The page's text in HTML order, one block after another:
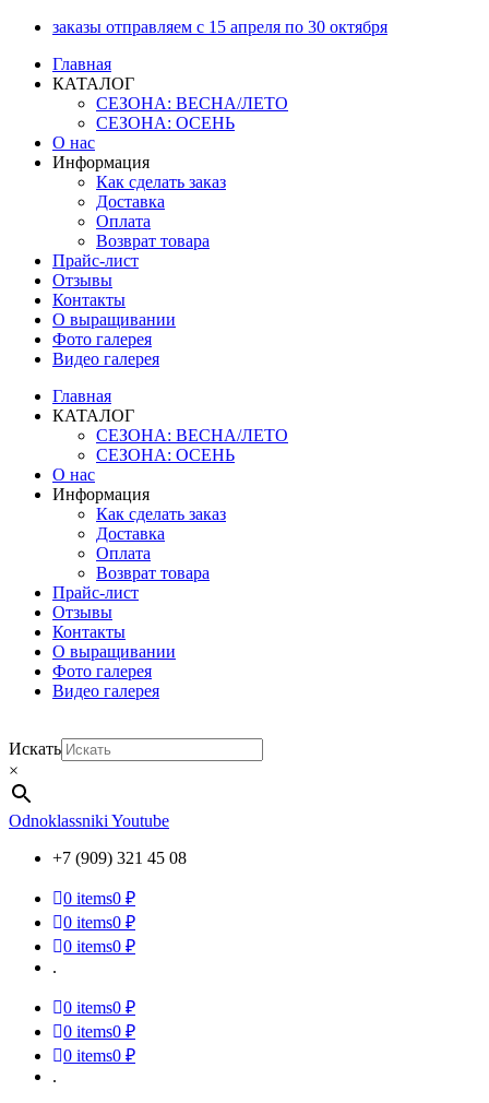
Перейти
содержимому
заказы отправляем с 15 апреля по 30 октября
Главная
КАТАЛОГ
СЕЗОНА: ВЕСНА/ЛЕТО
СЕЗОНА: ОСЕНЬ
О нас
Информация
Как сделать заказ
Доставка
Оплата
Возврат товара
Прайс-лист
Отзывы
Контакты
О выращивании
Фото галерея
Видео галерея
Главная
КАТАЛОГ
СЕЗОНА: ВЕСНА/ЛЕТО
СЕЗОНА: ОСЕНЬ
О нас
Информация
Как сделать заказ
Доставка
Оплата
Возврат товара
Прайс-лист
Отзывы
Контакты
О выращивании
Фото галерея
Видео галерея
Искать
×
Odnoklassniki Youtube
+7 (909) 321 45 08
0 items0 ₽
0 items0 ₽
0 items0 ₽
.
0 items0 ₽
0 items0 ₽
0 items0 ₽
.